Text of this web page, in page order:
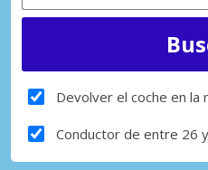
Viena, Floridsdorf
Viena, Floridsdorf, Austria
Viena, Innere Stadt
Viena, Innere Stadt,
Viena, Landstrasse
Devolver el coche en la
Conductor de entre 26